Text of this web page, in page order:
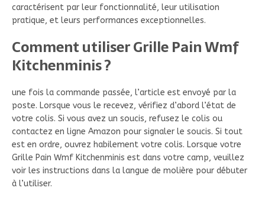
caractérisent par leur fonctionnalité, leur utilisation
pratique, et leurs performances exceptionnelles.
Comment utiliser Grille Pain Wmf
Kitchenminis ?
une fois la commande passée, l’article est envoyé par la
poste. Lorsque vous le recevez, vérifiez d’abord l’état de
votre colis. Si vous avez un soucis, refusez le colis ou
contactez en ligne Amazon pour signaler le soucis. Si tout
est en ordre, ouvrez habilement votre colis. Lorsque votre
Grille Pain Wmf Kitchenminis est dans votre camp, veuillez
voir les instructions dans la langue de molière pour débuter
à l’utiliser.